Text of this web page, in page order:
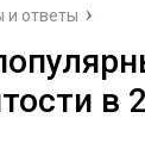
и ответы
в